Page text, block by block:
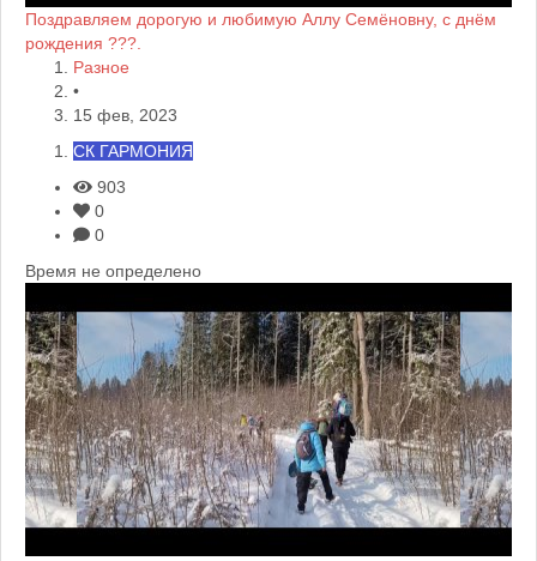
Поздравляем дорогую и любимую Аллу Семёновну, с днём
рождения ???.
Разное
•
15 фев, 2023
СК ГАРМОНИЯ
903
0
0
Время не определено